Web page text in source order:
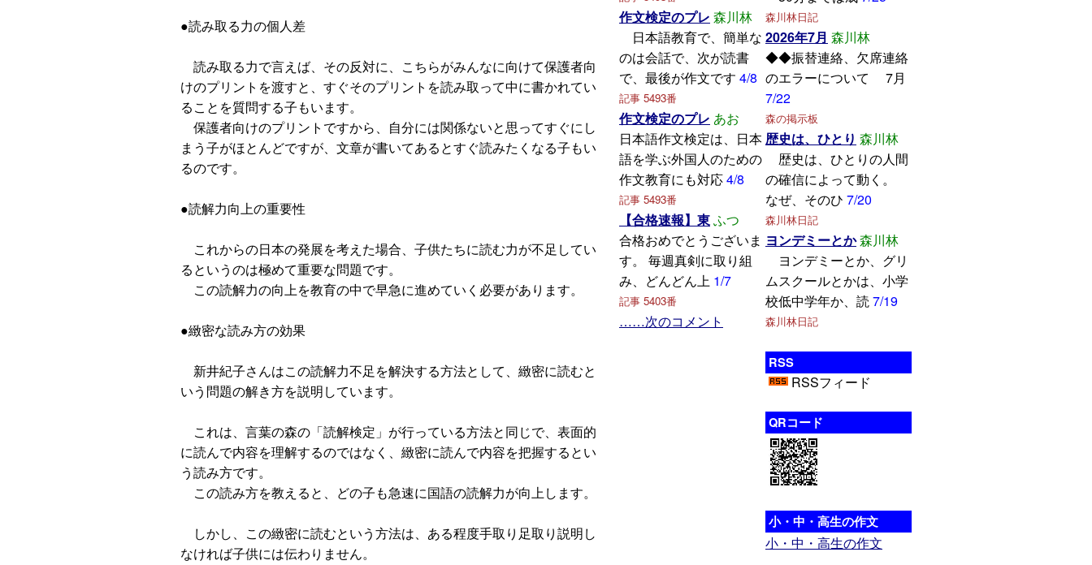
●読み取る力の個人差
読み取る力で言えば、その反対に、こちらがみんなに向けて保護者向
けのプリントを渡すと、すぐそのプリントを読み取って中に書かれてい
ることを質問する子もいます。
保護者向けのプリントですから、自分には関係ないと思ってすぐにし
まう子がほとんどですが、文章が書いてあるとすぐ読みたくなる子もい
るのです。
●読解力向上の重要性
これからの日本の発展を考えた場合、子供たちに読む力が不足してい
るというのは極めて重要な問題です。
この読解力の向上を教育の中で早急に進めていく必要があります。
●緻密な読み方の効果
新井紀子さんはこの読解力不足を解決する方法として、緻密に読むと
いう問題の解き方を説明しています。
これは、言葉の森の「読解検定」が行っている方法と同じで、表面的
に読んで内容を理解するのではなく、緻密に読んで内容を把握するとい
う読み方です。
この読み方を教えると、どの子も急速に国語の読解力が向上します。
しかし、この緻密に読むという方法は、ある程度手取り足取り説明し
なければ子供には伝わりません。
作文検定のプレ 森川林
日本語教育で、簡単な
のは会話で、次が読書
で、最後が作文です 4/8
記事 5493番
作文検定のプレ あお
日本語作文検定は、日本
語を学ぶ外国人のための
作文教育にも対応4/8
記事 5493番
【合格速報】東ふつ
合格おめでとうございま
す。 毎週真剣に取り組
み、どんどん上 1/7
記事 5403番
……次のコメント
森川林日記
2026年7月 森川林
◆◆振替連絡、欠席連絡
のエラーについて 7月
7/22
森の掲示板
歴史は、ひとり 森川林
歴史は、ひとりの人間
の確信によって動く。
なぜ、そのひ 7/20
森川林日記
ヨンデミーとか森川林
ヨンデミーとか、グリ
ムスクールとかは、小学
校低中学年か、読7/19
森川林日記
RSS
RSSフィード
QRコード
小・中・高生の作文
小・中・高生の作文